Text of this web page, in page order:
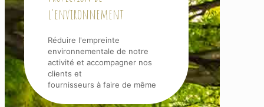
l'environnement
Réduire l'empreinte
environnementale de notre
activité et accompagner nos
clients et
fournisseurs à faire de même